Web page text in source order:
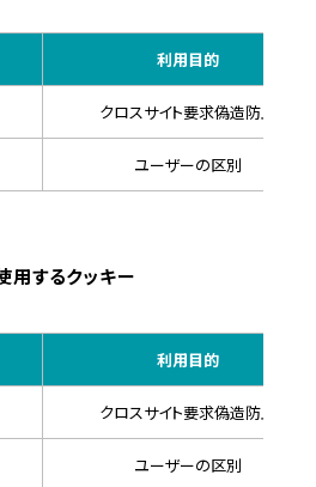
利用目的
クロスサイト要求偽造防止
ユーザーの区別
するクッキー
利用目的
クロスサイト要求偽造防止
ユーザーの区別